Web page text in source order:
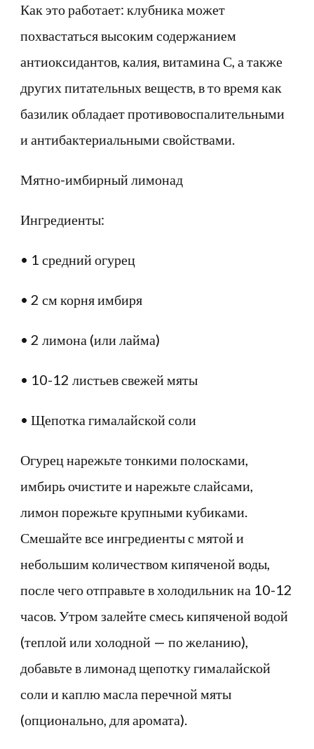
Как это работает: клубника может
похвастаться высоким содержанием
антиоксидантов, калия, витамина С, а также
других питательных веществ, в то время как
базилик обладает противовоспалительными
и антибактериальными свойствами.
Мятно-имбирный лимонад
Ингредиенты:
• 1 средний огурец
• 2 см корня имбиря
• 2 лимона (или лайма)
• 10-12 листьев свежей мяты
• Щепотка гималайской соли
Огурец нарежьте тонкими полосками,
имбирь очистите и нарежьте слайсами,
лимон порежьте крупными кубиками.
Смешайте все ингредиенты с мятой и
небольшим количеством кипяченой воды,
после чего отправьте в холодильник на 10-12
часов. Утром залейте смесь кипяченой водой
(теплой или холодной — по желанию),
добавьте в лимонад щепотку гималайской
соли и каплю масла перечной мяты
(опционально, для аромата).